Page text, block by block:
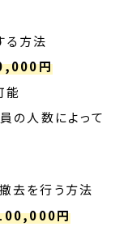
る方法
円
能
の人数によって
去を行う方法
円